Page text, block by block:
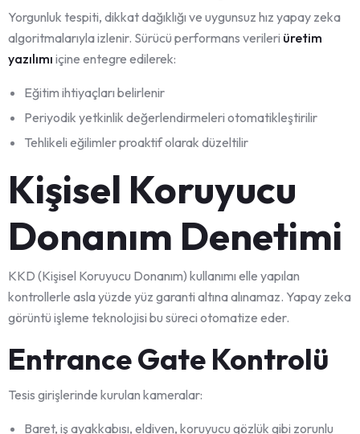
Yorgunluk tespiti, dikkat dağıklığı ve uygunsuz hız yapay zeka
algoritmalarıyla izlenir. Sürücü performans verileri üretim
yazılımı içine entegre edilerek:
Eğitim ihtiyaçları belirlenir
Periyodik yetkinlik değerlendirmeleri otomatikleştirilir
Tehlikeli eğilimler proaktif olarak düzeltilir
Kişisel Koruyucu
Donanım Denetimi
KKD (Kişisel Koruyucu Donanım) kullanımı elle yapılan
kontrollerle asla yüzde yüz garanti altına alınamaz. Yapay zeka
görüntü işleme teknolojisi bu süreci otomatize eder.
Entrance Gate Kontrolü
Tesis girişlerinde kurulan kameralar:
Baret, iş ayakkabısı, eldiven, koruyucu gözlük gibi zorunlu